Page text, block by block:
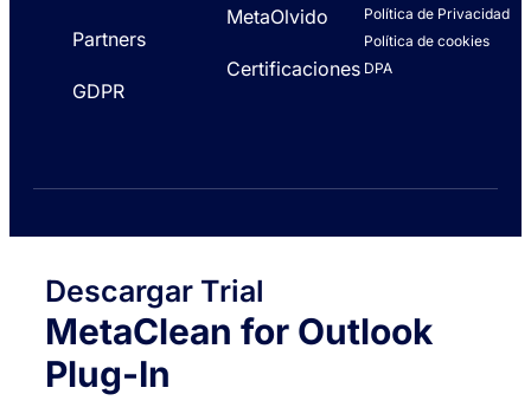
Partners
GDPR
MetaOlvido
Certificaciones
Política de Privacidad
Política de cookies
DPA
Descargar Trial
MetaClean for Outlook
Plug-In